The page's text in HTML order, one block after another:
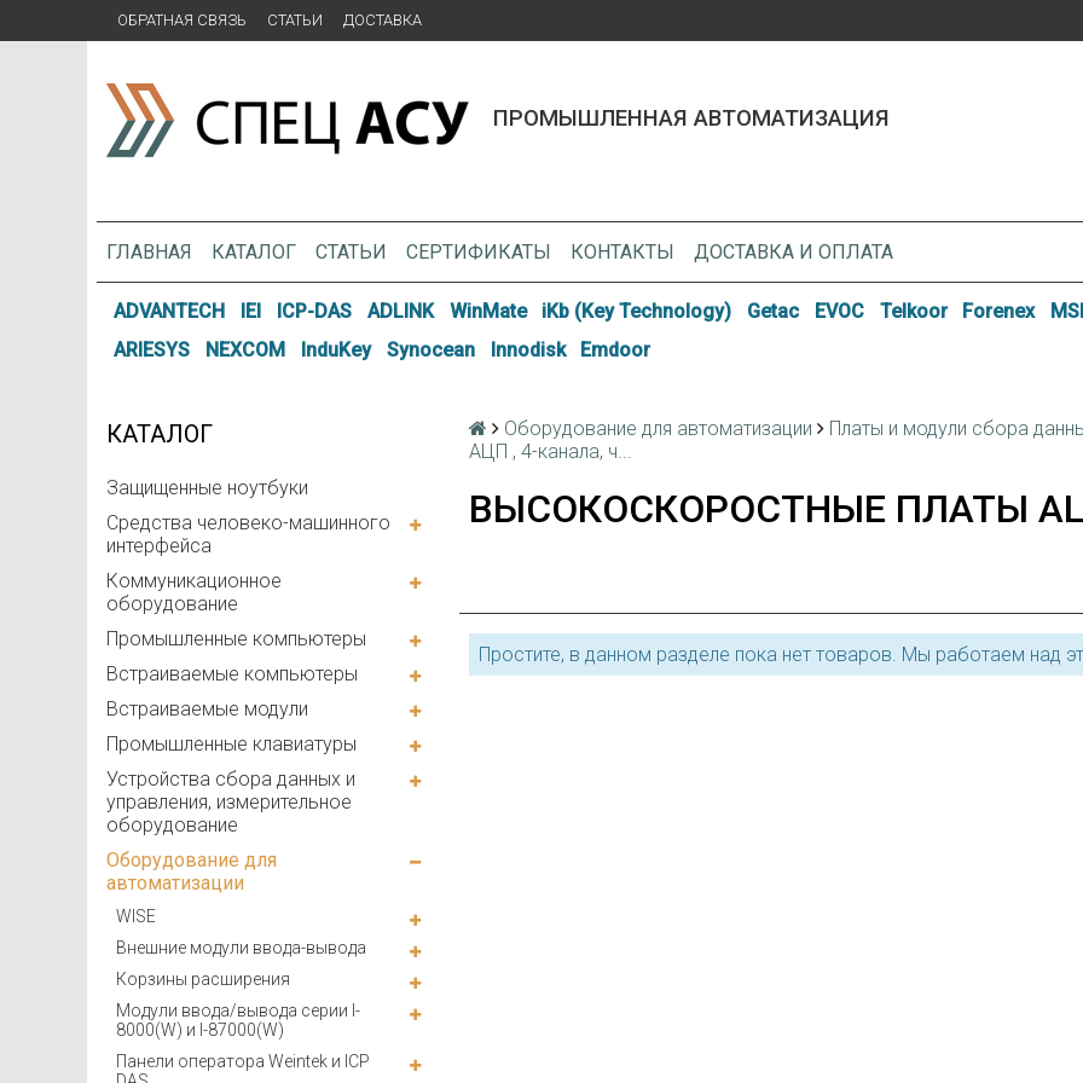
ОБРАТНАЯ СВЯЗЬ СТАТЬИ ДОСТАВКА
ПРОМЫШЛЕННАЯ АВТОМАТИЗАЦИЯ
ГЛАВНАЯ КАТАЛОГ СТАТЬИ СЕРТИФИКАТЫ КОНТАКТЫ ДОСТАВКА И ОПЛАТА
ADVANTECH IEI ICP-DAS ADLINK WinMate iKb (Key Technology) Getac EVOC Telkoor Forenex
ARIESYS
NEXCOM InduKey Synocean Innodisk Emdoor
КАТАЛОГ
Защищенные ноутбуки
Средства человеко-машинного
интерфейса
Коммуникационное
оборудование
Промышленные компьютеры
Встраиваемые компьютеры
Встраиваемые модули
Промышленные клавиатуры
Устройства сбора данных и
управления, измерительное
оборудование
Оборудование для
автоматизации
WISE
Внешние модули ввода-вывода
Корзины расширения
Модули ввода/вывода серии I-
8000(W) и I-87000(W)
Панели оператора Weintek и ICP
Оборудование для автоматизации
Платы и модули сбора
АЦП , 4-канала, ч...
ВЫСОКОСКОРОСТНЫЕ ПЛАТЫ
Простите, в данном разделе пока нет товаров. Мы работаем над